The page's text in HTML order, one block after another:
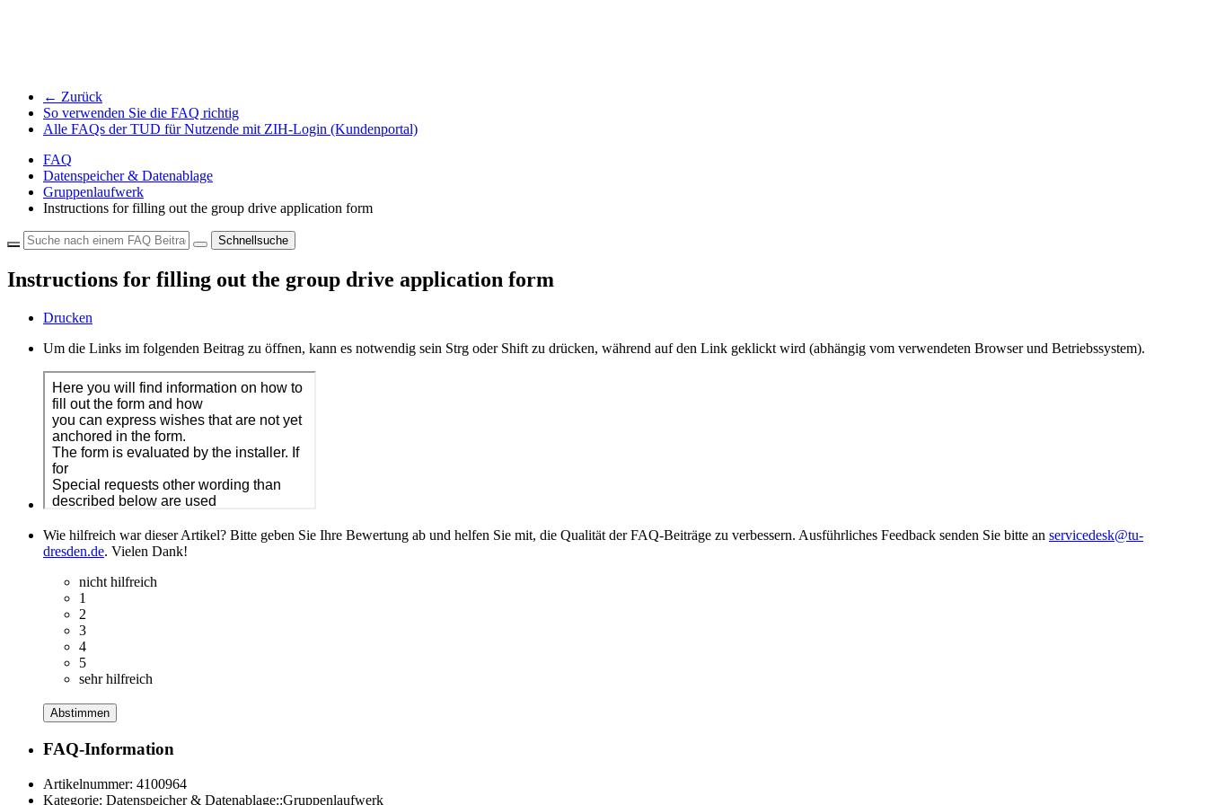
← Zurück
So verwenden Sie die FAQ richtig
Alle FAQs der TUD für Nutzende mit ZIH-Login (Kundenportal)
FAQ
Datenspeicher & Datenablage
Gruppenlaufwerk
Instructions for filling out the group drive application form
Schnellsuche
Instructions for filling out the group drive application form
Drucken
Um die Links im folgenden Beitrag zu öffnen, kann es notwendig sein Strg oder Shift zu drücken, während auf den Link geklickt wird (abhängig vom verwendeten Browser und Betriebssystem).
Wie hilfreich war dieser Artikel? Bitte geben Sie Ihre Bewertung ab und helfen Sie mit, die Qualität der FAQ-Beiträge zu verbessern. Ausführliches Feedback senden Sie bitte an servicedesk@tu-
dresden.de. Vielen Dank!
nicht hilfreich
1
2
3
4
5
sehr hilfreich
Abstimmen
FAQ-Information
Artikelnummer: 4100964
Kategorie: Datenspeicher & Datenablage::Gruppenlaufwerk